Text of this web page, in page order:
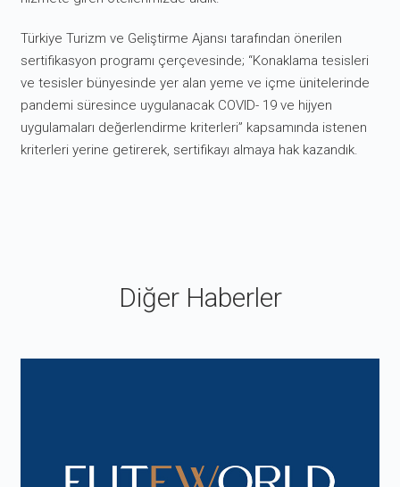
Türkiye Turizm ve Geliştirme Ajansı tarafından önerilen
sertifikasyon programı çerçevesinde; “Konaklama tesisleri
ve tesisler bünyesinde yer alan yeme ve içme ünitelerinde
pandemi süresince uygulanacak COVID- 19 ve hijyen
uygulamaları değerlendirme kriterleri” kapsamında istenen
kriterleri yerine getirerek, sertifikayı almaya hak kazandık.
Diğer Haberler